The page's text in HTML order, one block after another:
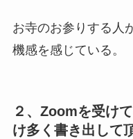
お寺のお参りする人
機感を感じている。
２、Zoomを受け
け多く書き出して